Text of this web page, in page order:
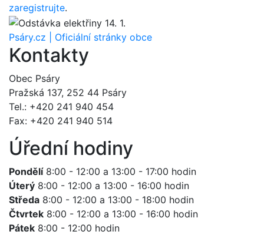
zaregistrujte.
Psáry.cz | Oficiální stránky obce
Kontakty
Obec Psáry
Pražská 137, 252 44 Psáry
Tel.: +420 241 940 454
Fax: +420 241 940 514
Úřední hodiny
Pondělí8:00 - 12:00 a 13:00 - 17:00 hodin
Úterý 8:00 - 12:00 a 13:00 - 16:00 hodin
Středa 8:00 - 12:00 a 13:00 - 18:00 hodin
Čtvrtek 8:00 - 12:00 a 13:00 - 16:00 hodin
Pátek 8:00 - 12:00 hodin